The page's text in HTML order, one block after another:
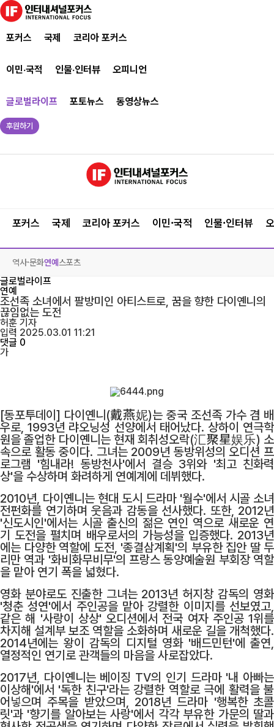
포커스 국제 코리아 포커스
이민·국적 인물·인터뷰 오피니언
글로벌라이프 포토뉴스 동영상뉴스
후원하기
포커스 국제 코리아 포커스 이민·국적 인물·인터뷰
역사·문화연예 스포츠
글로벌라이프
연예
조선족 소녀에서 팔방미인 아티스트로, 꿈을 향한 다이옌니의
끊임없는 도전
허훈 기자
입력 2025.03.01 11:21
댓글 0
가
[동포투데이] 다이옌니(戴燕妮)는 중국 조선족 가수 겸 배
우로, 1993년 랴오닝성 선양에서 태어났다. 상하이 연극학
원을 졸업한 다이옌니는 현재 회취성오락(汇聚星娱乐) 소
속으로 활동 중이다. 그녀는 2009년 동방위성의 오디션 프
로그램 '힘내라! 동방천사'에서 결승 3위와 '최고 친화력
상'을 수상하며 화려하게 연예계에 데뷔했다.
2010년, 다이옌니는 현대 도시 드라마 '월수'에서 시골 소녀
전펀화를 연기하며 웃음과 감동을 선사했다. 또한, 2012년
'신도시인'에서는 시골 출신의 젊은 연인 역으로 새로운 연
기 도전을 펼치며 배우로서의 가능성을 입증했다. 2013년
에는 다양한 역할에 도전, '종결삼계획'의 부유한 집안 딸 두
리만 역과 '화비화무비무'의 프랑스 동양예술원 부회장 역할
을 맡아 연기 폭을 넓혔다.
영화 분야로도 진출한 그녀는 2013년 허지창 감독의 영화
'청춘 성연'에서 주인공을 맡아 강렬한 이미지를 선보였고,
같은 해 '사랑이 상상' 오디션에서 전국 여자 주인공 1위를
차지해 설계부 보조 역할을 소화하며 새로운 길을 개척했다.
2014년에는 왕이 감독의 디지털 영화 '배드민턴'에 출연,
열정적인 연기로 관객들의 마음을 사로잡았다.
2017년, 다이옌니는 베이징 TV의 인기 드라마 '내 아빠는
이상해'에서 '독한 친구'라는 강렬한 역할로 극에 활력을 불
어넣으며 주목을 받았으며, 2018년 드라마 '행복한 초콜
릿'과 '향기를 알아보는 사랑'에서 각각 부유한 가문의 딸과